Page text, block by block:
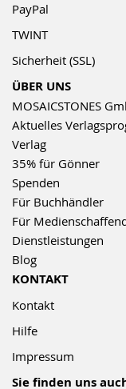
PayPal
TWINT
Sicherheit (SSL)
ÜBER UNS
MOSAICSTONES
Aktuelles
Verlag
35% für Gönner
Spenden
Für Buchhändler
Für
Dienstleistungen
Blog
KONTAKT
Kontakt
Hilfe
Impressum
Sie finden uns